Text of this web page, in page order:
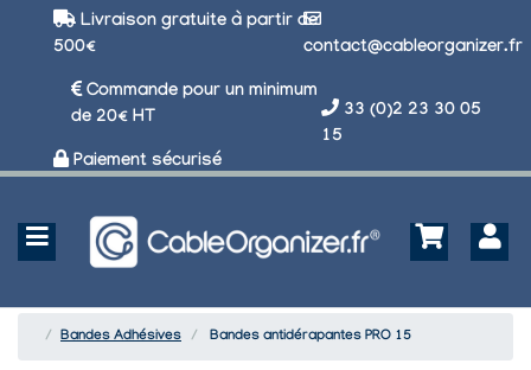
Livraison gratuite à partir de
500€
Commande pour un minimum
de 20€ HT
Paiement sécurisé
contact@cableorganizer.fr
33 (0)2 23 30 05
15
Bandes Adhésives Bandes antidérapantes PRO 15